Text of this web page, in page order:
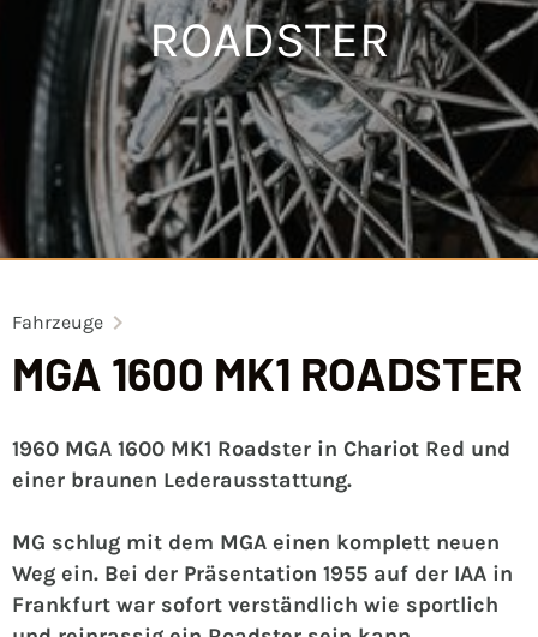
ROADSTER
Fahrzeuge
MGA 1600 MK1 ROADSTER
1960 MGA 1600 MK1 Roadster in Chariot Red und
einer braunen Lederausstattung.
MG schlug mit dem MGA einen komplett neuen
Weg ein. Bei der Präsentation 1955 auf der IAA in
Frankfurt war sofort verständlich wie sportlich